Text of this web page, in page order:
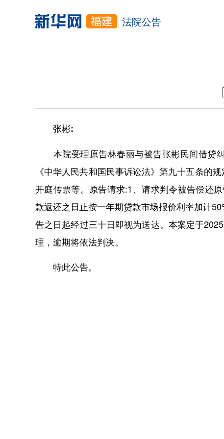
法院公告
张彬:
本院受理原告林春丽与被告张彬民间借贷
《中华人民共和国民事诉讼法》第九十五条的
开庭传票等。原告请求:1、请求判令被告偿还
款返还之日止按一年期贷款市场报价利率加计
告之日起经过三十日即视为送达。本案定于
理，逾期将依法判决。
特此公告。